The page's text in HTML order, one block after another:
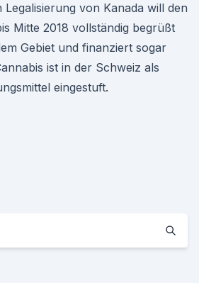
von Kanada will den
Mitte 2018 vollständig begrüßt
Gebiet und finanziert sogar
ist in der Schweiz als
eingestuft.